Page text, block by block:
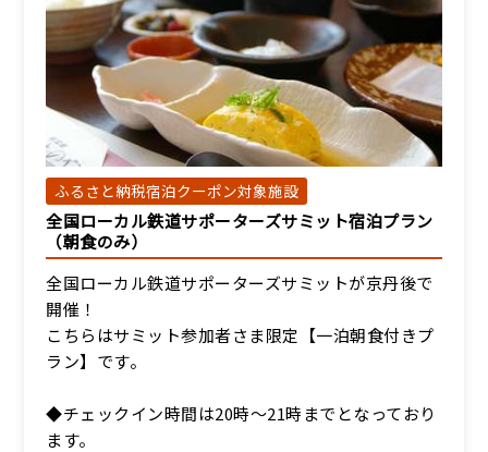
【別館和室】海側和室7.5
畳（トイレ付）
宿泊人数：1～4人
10,800円/人/泊 ～
詳細
【別館和室】眺望無し和
室7.5畳（トイレ付）
宿泊人数：1～4人
ふるさと納税宿泊クーポン対象施設
全国ローカル鉄道サポーターズサミット宿泊プラン
（朝食のみ）
全国ローカル鉄道サポーターズサミットが京丹後で
開催！
こちらはサミット参加者さま限定【一泊朝食付きプ
ラン】です。
◆チェックイン時間は20時～21時までとなっており
ます。